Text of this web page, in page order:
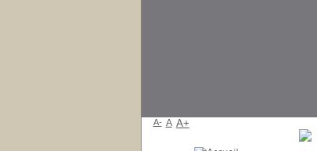
A- A A+